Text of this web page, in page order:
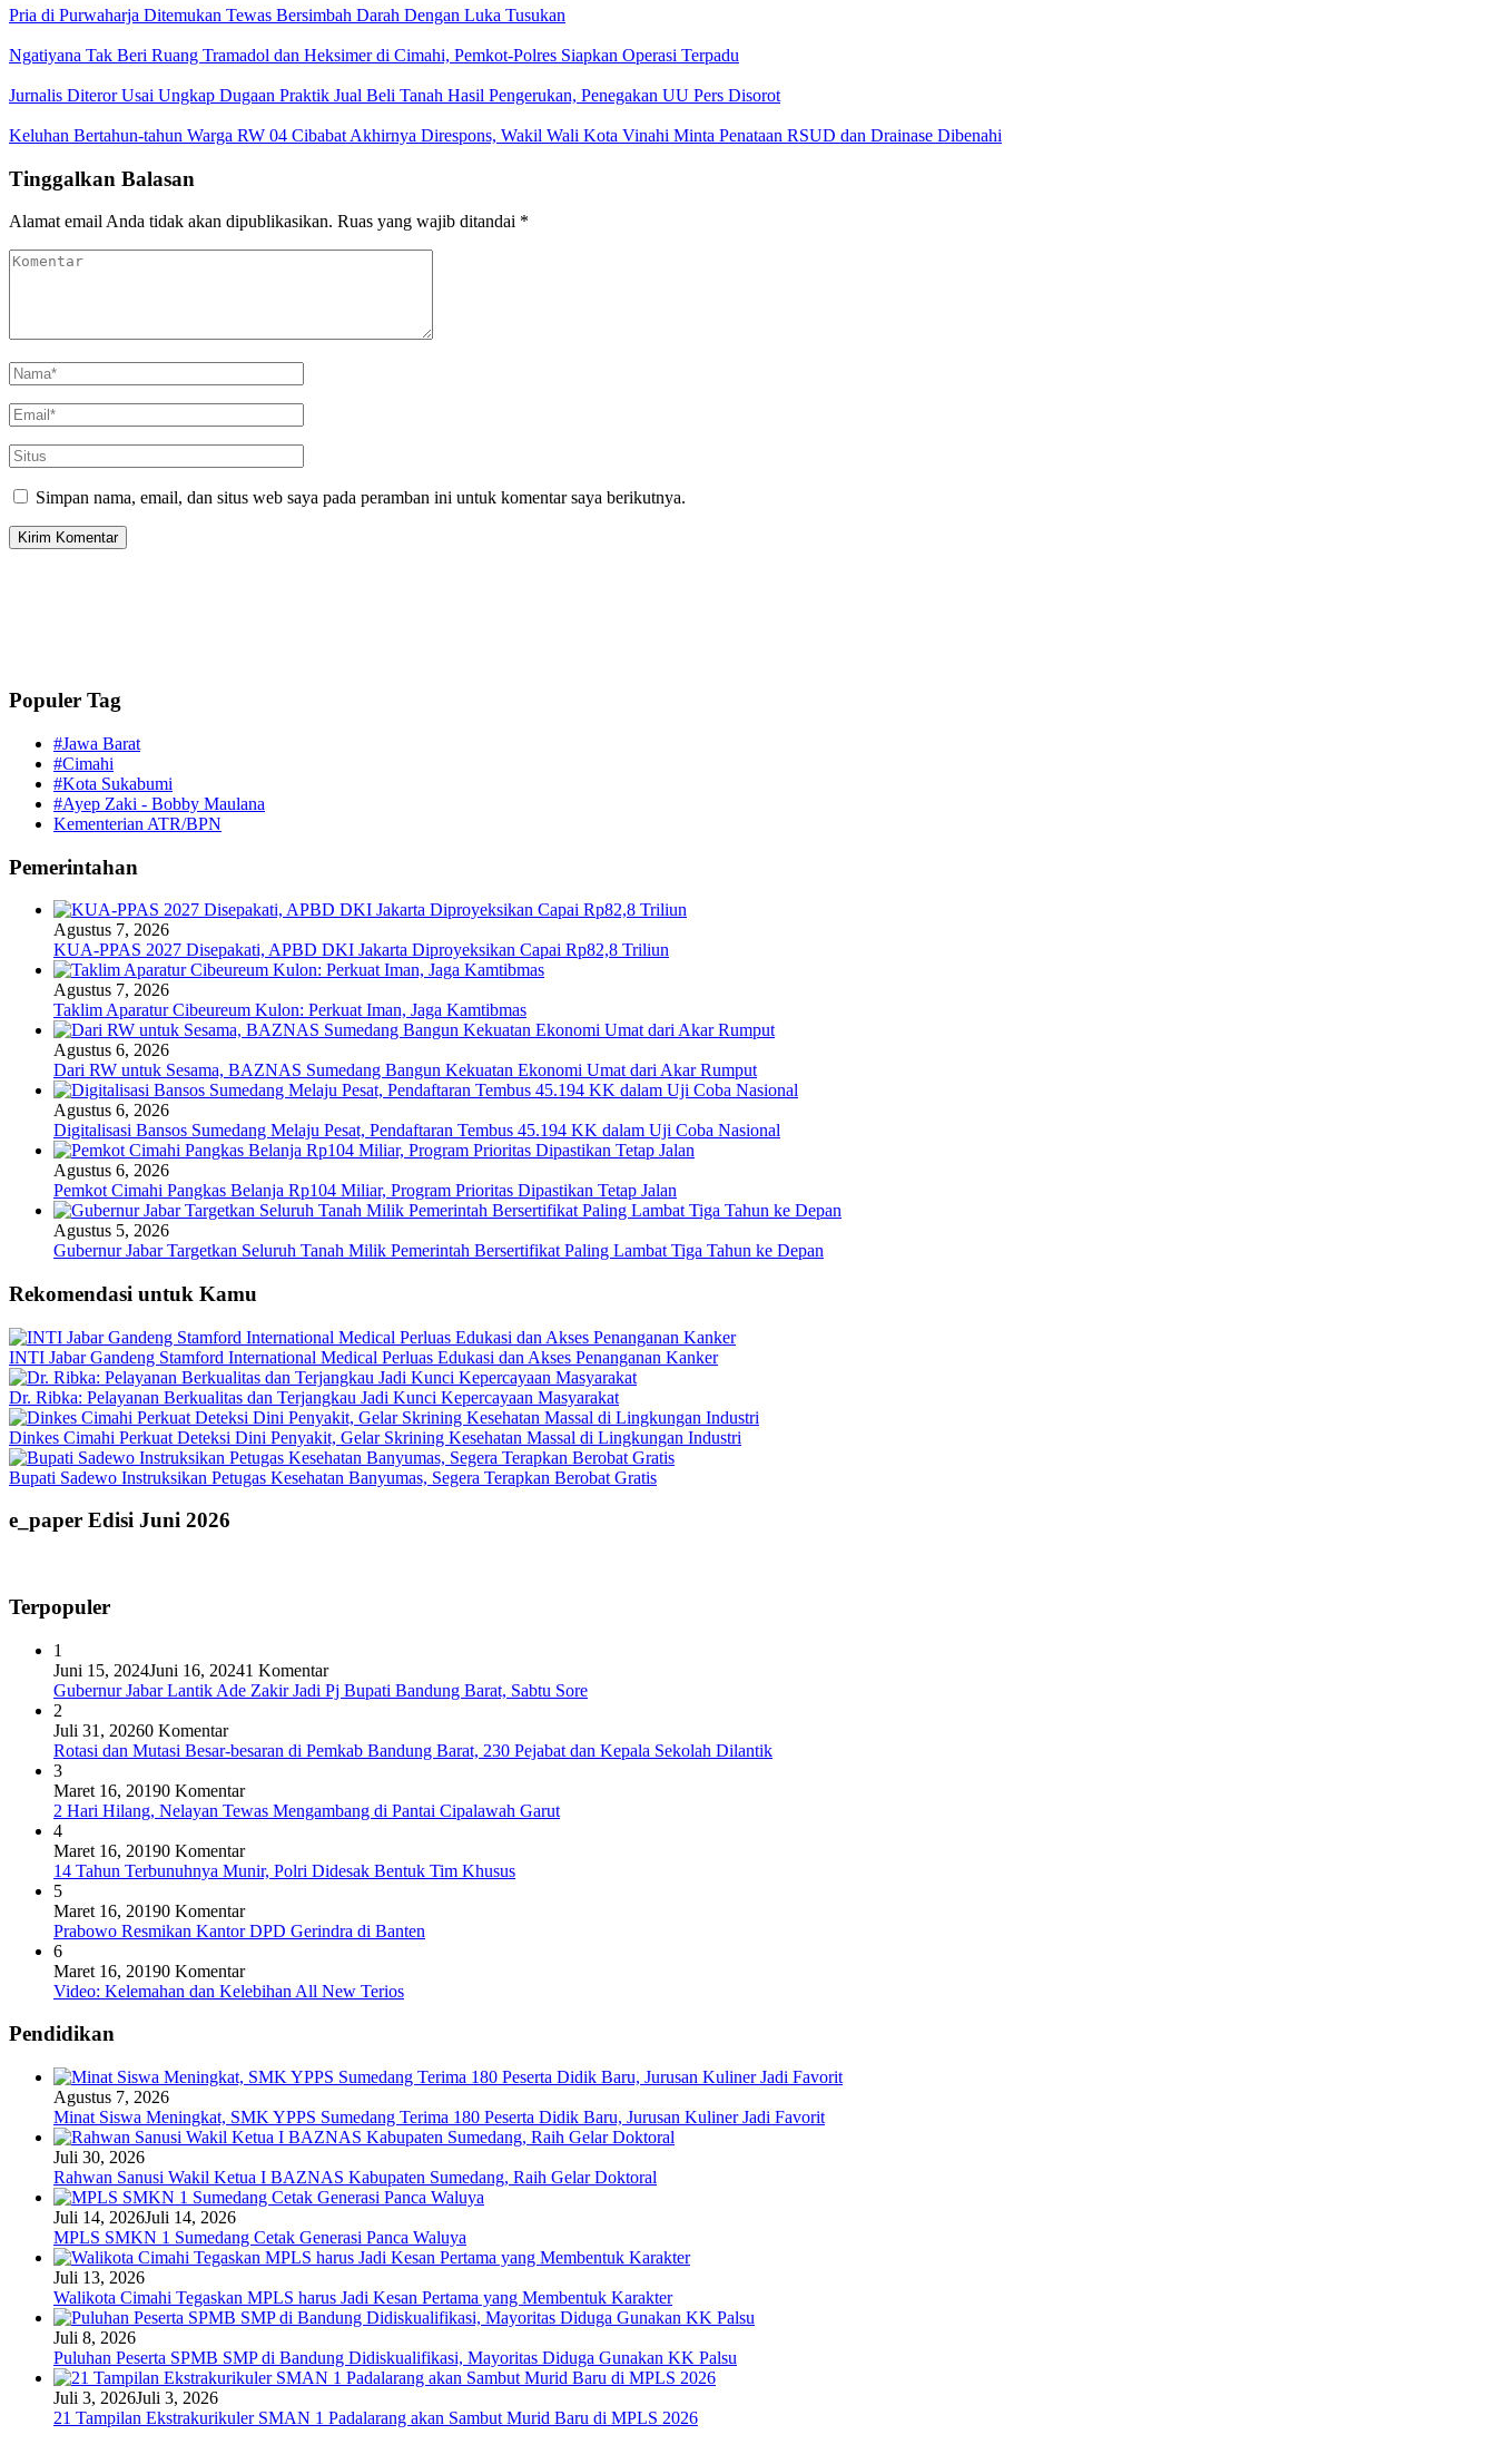
Pria di Purwaharja Ditemukan Tewas Bersimbah Darah Dengan Luka Tusukan
Ngatiyana Tak Beri Ruang Tramadol dan Heksimer di Cimahi, Pemkot-Polres Siapkan Operasi Terpadu
Jurnalis Diteror Usai Ungkap Dugaan Praktik Jual Beli Tanah Hasil Pengerukan, Penegakan UU Pers Disorot
Keluhan Bertahun-tahun Warga RW 04 Cibabat Akhirnya Direspons, Wakil Wali Kota Vinahi Minta Penataan RSUD dan Drainase Dibenahi
Tinggalkan Balasan
Alamat email Anda tidak akan dipublikasikan. Ruas yang wajib ditandai *
Simpan nama, email, dan situs web saya pada peramban ini untuk komentar saya berikutnya.
Populer Tag
#Jawa Barat
#Cimahi
#Kota Sukabumi
#Ayep Zaki - Bobby Maulana
Kementerian ATR/BPN
Pemerintahan
Agustus 7, 2026
KUA-PPAS 2027 Disepakati, APBD DKI Jakarta Diproyeksikan Capai Rp82,8 Triliun
Agustus 7, 2026
Taklim Aparatur Cibeureum Kulon: Perkuat Iman, Jaga Kamtibmas
Agustus 6, 2026
Dari RW untuk Sesama, BAZNAS Sumedang Bangun Kekuatan Ekonomi Umat dari Akar Rumput
Agustus 6, 2026
Digitalisasi Bansos Sumedang Melaju Pesat, Pendaftaran Tembus 45.194 KK dalam Uji Coba Nasional
Agustus 6, 2026
Pemkot Cimahi Pangkas Belanja Rp104 Miliar, Program Prioritas Dipastikan Tetap Jalan
Agustus 5, 2026
Gubernur Jabar Targetkan Seluruh Tanah Milik Pemerintah Bersertifikat Paling Lambat Tiga Tahun ke Depan
Rekomendasi untuk Kamu
INTI Jabar Gandeng Stamford International Medical Perluas Edukasi dan Akses Penanganan Kanker
Dr. Ribka: Pelayanan Berkualitas dan Terjangkau Jadi Kunci Kepercayaan Masyarakat
Dinkes Cimahi Perkuat Deteksi Dini Penyakit, Gelar Skrining Kesehatan Massal di Lingkungan Industri
Bupati Sadewo Instruksikan Petugas Kesehatan Banyumas, Segera Terapkan Berobat Gratis
e_paper Edisi Juni 2026
Terpopuler
1
Juni 15, 2024Juni 16, 20241 Komentar
Gubernur Jabar Lantik Ade Zakir Jadi Pj Bupati Bandung Barat, Sabtu Sore
2
Juli 31, 20260 Komentar
Rotasi dan Mutasi Besar-besaran di Pemkab Bandung Barat, 230 Pejabat dan Kepala Sekolah Dilantik
3
Maret 16, 20190 Komentar
2 Hari Hilang, Nelayan Tewas Mengambang di Pantai Cipalawah Garut
4
Maret 16, 20190 Komentar
14 Tahun Terbunuhnya Munir, Polri Didesak Bentuk Tim Khusus
5
Maret 16, 20190 Komentar
Prabowo Resmikan Kantor DPD Gerindra di Banten
6
Maret 16, 20190 Komentar
Video: Kelemahan dan Kelebihan All New Terios
Pendidikan
Agustus 7, 2026
Minat Siswa Meningkat, SMK YPPS Sumedang Terima 180 Peserta Didik Baru, Jurusan Kuliner Jadi Favorit
Juli 30, 2026
Rahwan Sanusi Wakil Ketua I BAZNAS Kabupaten Sumedang, Raih Gelar Doktoral
Juli 14, 2026Juli 14, 2026
MPLS SMKN 1 Sumedang Cetak Generasi Panca Waluya
Juli 13, 2026
Walikota Cimahi Tegaskan MPLS harus Jadi Kesan Pertama yang Membentuk Karakter
Juli 8, 2026
Puluhan Peserta SPMB SMP di Bandung Didiskualifikasi, Mayoritas Diduga Gunakan KK Palsu
Juli 3, 2026Juli 3, 2026
21 Tampilan Ekstrakurikuler SMAN 1 Padalarang akan Sambut Murid Baru di MPLS 2026